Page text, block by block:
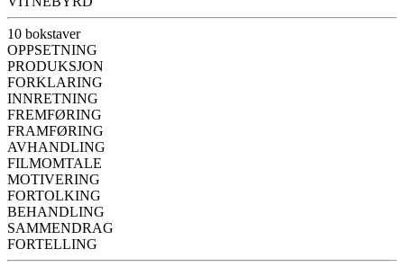
10 bokstaver
OPPSETNING
PRODUKSJON
FORKLARING
INNRETNING
FREMFØRING
FRAMFØRING
AVHANDLING
FILMOMTALE
MOTIVERING
FORTOLKING
BEHANDLING
SAMMENDRAG
FORTELLING